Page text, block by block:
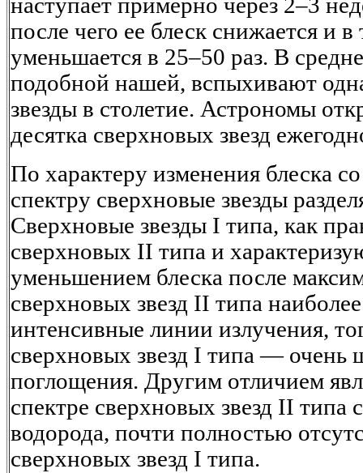
наступает примерно через 2–3
после чего ее блеск снижается и в
уменьшается в 25–50 раз. В
подобной нашей, вспыхивают
звезды в столетие. Астрономы
десятка сверхновых звезд
По характеру изменения блеска
спектру сверхновые звезды
Сверхновые звезды I типа, как
сверхновых II типа и
уменьшением блеска после
сверхновых звезд II типа
интенсивные линии излучения,
сверхновых звезд I типа — очень
поглощения. Другим отличием
спектре сверхновых звезд II типа
водорода, почти полностью
сверхновых звезд I типа.